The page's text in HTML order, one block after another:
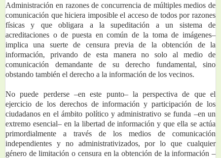
Administración en razones de concurrencia de múltiples medios de
comunicación que hiciera imposible el acceso de todos por razones
físicas y que obligara a la supeditación a un sistema de
acreditaciones o de puesta en común de la toma de imágenes–
implica una suerte de censura previa de la obtención de la
información, privando de esta manera no solo al medio de
comunicación demandante de su derecho fundamental, sino
obstando también el derecho a la información de los vecinos.
No puede perderse –en este punto– la perspectiva de que el
ejercicio de los derechos de información y participación de los
ciudadanos en el ámbito político y administrativo se funda –en un
extremo esencial– en la libertad de información y que ella se actúa
primordialmente a través de los medios de comunicación
independientes y no administrativizados, por lo que cualquier
género de limitación o censura en la obtención de la información –